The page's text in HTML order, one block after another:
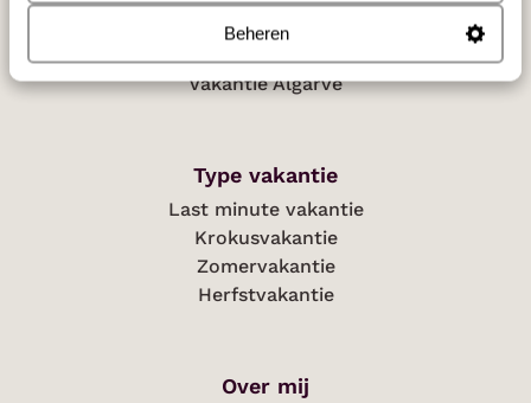
Beheren
Vakantie Zakynthos
Vakantie Andalusië
Vakantie Algarve
Type vakantie
Last minute vakantie
Krokusvakantie
Zomervakantie
Herfstvakantie
Over mij